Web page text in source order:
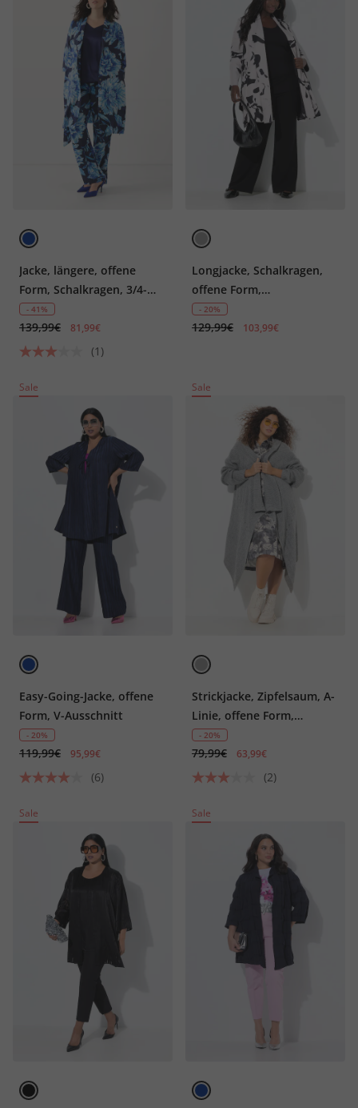
Jacke, längere, offene
Form, Schalkragen, 3/4-
Arm
- 41%
139,99€ 81,99€
(1)
Longjacke, Schalkragen,
offene Form,
asymmetrisch
- 20%
129,99€ 103,99€
Sale
Easy-Going-Jacke, offene
Form, V-Ausschnitt
- 20%
119,99€ 95,99€
(6)
Sale
Strickjacke, Zipfelsaum, A-
Linie, offene Form,
Langarm
- 20%
79,99€ 63,99€
(2)
Sale Sale